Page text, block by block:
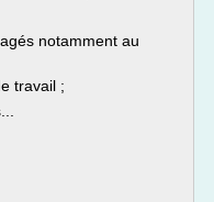
notamment au
travail ;